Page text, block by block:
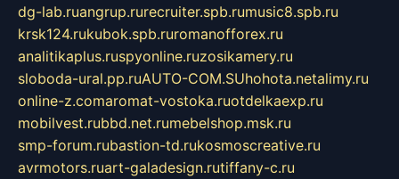
dg-lab.ruangrup.rurecruiter.spb.rumusic8.spb.ru
krsk124.rukubok.spb.ruromanofforex.ru
analitikaplus.ruspyonline.ruzosikamery.ru
sloboda-ural.pp.ruAUTO-COM.SUhohota.netalimy.ru
online-z.comaromat-vostoka.ruotdelkaexp.ru
mobilvest.rubbd.net.rumebelshop.msk.ru
smp-forum.rubastion-td.rukosmoscreative.ru
avrmotors.ruart-galadesign.rutiffany-c.ru